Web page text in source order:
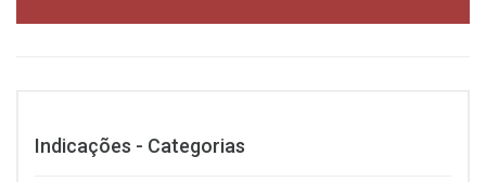
Indicações - Categorias